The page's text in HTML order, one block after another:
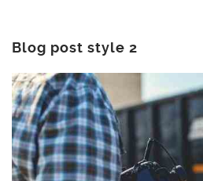
Blog post style 2